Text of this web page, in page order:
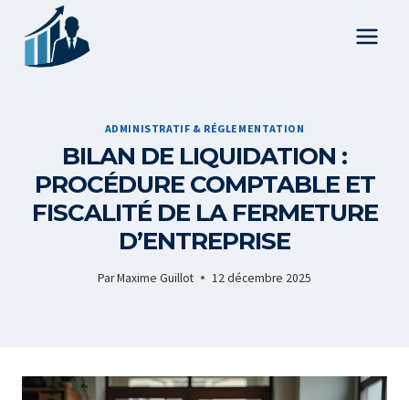
contenu
ADMINISTRATIF & RÉGLEMENTATION
BILAN DE LIQUIDATION :
PROCÉDURE COMPTABLE ET
FISCALITÉ DE LA FERMETURE
D’ENTREPRISE
ParMaxime Guillot 12 décembre 2025